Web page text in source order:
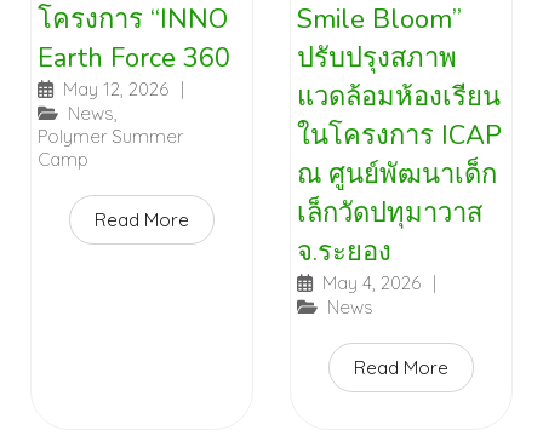
โครงการ “INNO
Earth Force 360
May 12, 2026 |
News,
Polymer Summer
Camp
Read More
Smile Bloom”
ปรับปรุงสภาพ
แวดล้อมห้องเรียน
ในโครงการ ICAP
ณ ศูนย์พัฒนาเด็ก
เล็กวัดปทุมาวาส
จ.ระยอง
May 4, 2026 |
News
Read More